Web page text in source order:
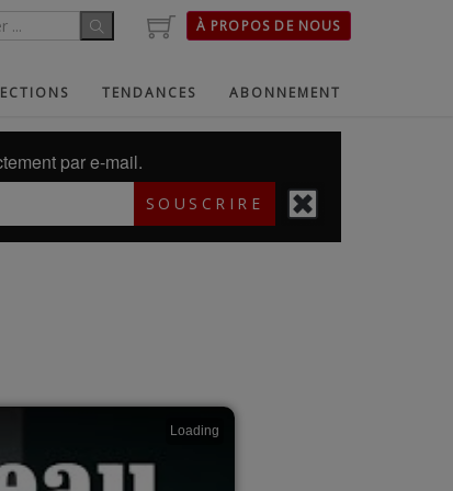
À PROPOS DE NOUS
TENDANCES ABONNEMENT
par e-mail.
SOUSCRIRE
Loading